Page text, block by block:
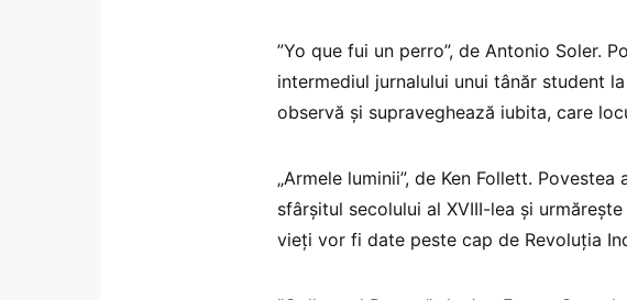
”Yo que fui un perro”, de Antonio Soler.
intermediul jurnalului unui tânăr student
observă şi supraveghează iubita, care
„Armele luminii”, de Ken Follett.
sfârşitul secolului al XVIII-lea şi
vieţi vor fi date peste cap de Revoluţia